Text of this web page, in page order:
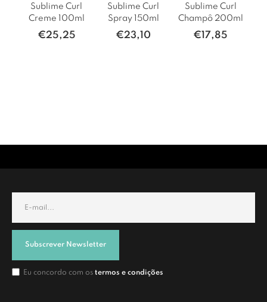
Sublime Curl
Creme 100ml
€25,25
Sublime Curl
Spray 150ml
€23,10
Sublime Curl
Champô 200ml
€17,85
Subscrever Newsletter
Eu concordo com os termos e condições